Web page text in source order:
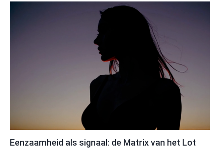
Eenzaamheid als signaal: de Matrix van het Lot